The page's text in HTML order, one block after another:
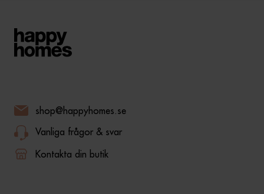
shop@happyhomes.se
Vanliga frågor & svar
Kontakta din butik